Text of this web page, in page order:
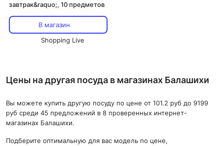
завтрак&raquo;, 10 предметов
В магазин
Shopping Live
Цены на другая посуда в магазинах Балашихи
Вы можете купить другую посуду по цене от 101.2 руб до 9199
руб среди 45 предложений в 8 проверенных интернет-
магазинах Балашихи.
Подберите оптимальную для вас модель по цене,